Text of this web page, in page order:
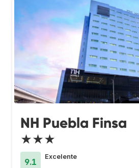
NH Puebla Finsa
★★★
9.1
Excelente